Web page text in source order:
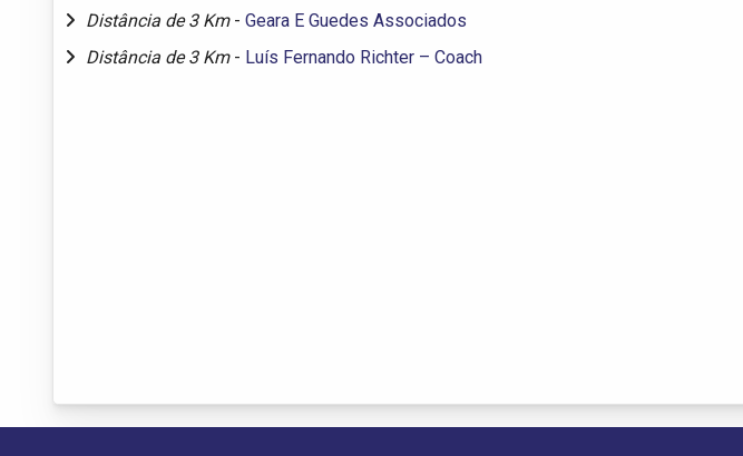
Distância de 3 Km - Geara E Guedes Associados
Distância de 3 Km - Luís Fernando Richter – Coach